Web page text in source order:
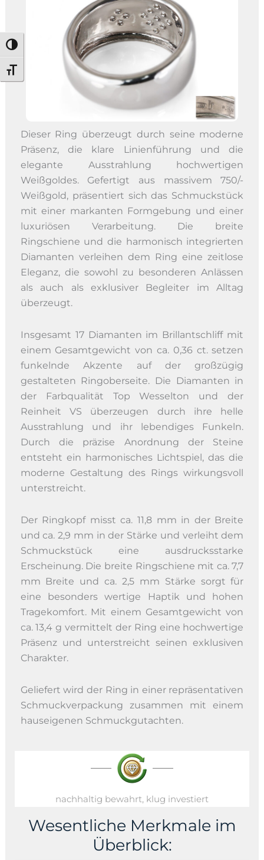
Umschalten auf hohe Kontraste
Schrift vergrößern
Dieser Ring überzeugt durch seine moderne
Präsenz, die klare Linienführung und die
elegante Ausstrahlung hochwertigen
Weißgoldes. Gefertigt aus massivem 750/-
Weißgold, präsentiert sich das Schmuckstück
mit einer markanten Formgebung und einer
luxuriösen Verarbeitung. Die breite
Ringschiene und die harmonisch integrierten
Diamanten verleihen dem Ring eine zeitlose
Eleganz, die sowohl zu besonderen Anlässen
als auch als exklusiver Begleiter im Alltag
überzeugt.
Insgesamt 17 Diamanten im Brillantschliff mit
einem Gesamtgewicht von ca. 0,36 ct. setzen
funkelnde Akzente auf der großzügig
gestalteten Ringoberseite. Die Diamanten in
der Farbqualität Top Wesselton und der
Reinheit VS überzeugen durch ihre helle
Ausstrahlung und ihr lebendiges Funkeln.
Durch die präzise Anordnung der Steine
entsteht ein harmonisches Lichtspiel, das die
moderne Gestaltung des Rings wirkungsvoll
unterstreicht.
Der Ringkopf misst ca. 11,8 mm in der Breite
und ca. 2,9 mm in der Stärke und verleiht dem
Schmuckstück eine ausdrucksstarke
Erscheinung. Die breite Ringschiene mit ca. 7,7
mm Breite und ca. 2,5 mm Stärke sorgt für
eine besonders wertige Haptik und hohen
Tragekomfort. Mit einem Gesamtgewicht von
ca. 13,4 g vermittelt der Ring eine hochwertige
Präsenz und unterstreicht seinen exklusiven
Charakter.
Geliefert wird der Ring in einer repräsentativen
Schmuckverpackung zusammen mit einem
hauseigenen Schmuckgutachten.
nachhaltig bewahrt, klug investiert
Wesentliche Merkmale im
Überblick: